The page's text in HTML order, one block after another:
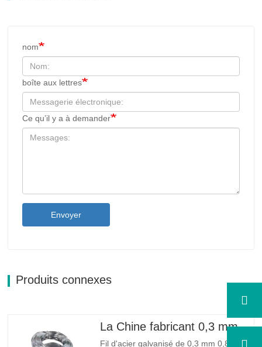
nom
boîte aux lettres
Ce qu’il y a à demander
Envoyer
Produits connexes
La Chine fabricant 0,3 mm 0,8 mm 1,25 mm 2 mm de fil d'acier galvanisé
Fil d'acier galvanisé de 0,3 mm 0,8 mm